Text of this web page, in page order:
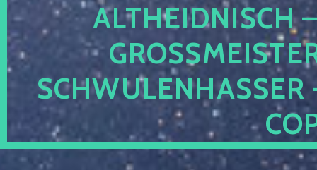
ALTHEIDNISCH
CHWULENHASSER